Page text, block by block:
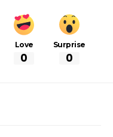
Love
0
Surprise
0